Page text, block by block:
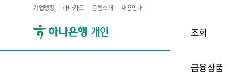
기업뱅킹 하나카드 은행소개 채용안내
조회
금융상품